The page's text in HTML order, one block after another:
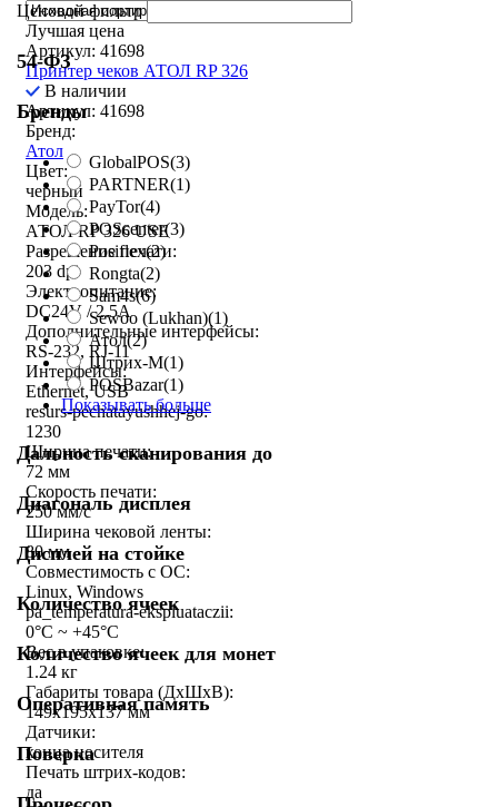
Ценовой фильтр
54-ФЗ
Бренды
GlobalPOS(3)
PARTNER(1)
PayTor(4)
POScenter(3)
Posiflex(2)
Rongta(2)
Sam4s(6)
Sewoo (Lukhan)(1)
Атол(2)
Штрих-М(1)
POSBazar(1)
Показывать больше
Дальность сканирования до
Диагональ дисплея
Дисплей на стойке
Количество ячеек
Количество ячеек для монет
Оперативная память
Поверка
Лучшая цена
Артикул: 41698
Принтер чеков АТОЛ RP 326
В наличии
Артикул: 41698
Бренд:
Атол
Цвет:
черный
Модель:
АТОЛ RP 326 USE
Разрешение печати:
203 dpi
Электропитание:
DC24V / 2.5A
Дополнительные интерфейсы:
RS-232, RJ-11
Интерфейсы:
Ethernet, USB
resurs-pechatayushhej-go:
1230
Ширина печати:
72 мм
Скорость печати:
250 мм/c
Ширина чековой ленты:
80 мм
Совместимость с ОС:
Linux, Windows
pa_temperatura-ekspluataczii:
0°C ~ +45°C
Вес в упаковке:
1.24 кг
Габариты товара (ДxШxВ):
149х195х137 мм
Датчики:
конца носителя
Печать штрих-кодов:
да